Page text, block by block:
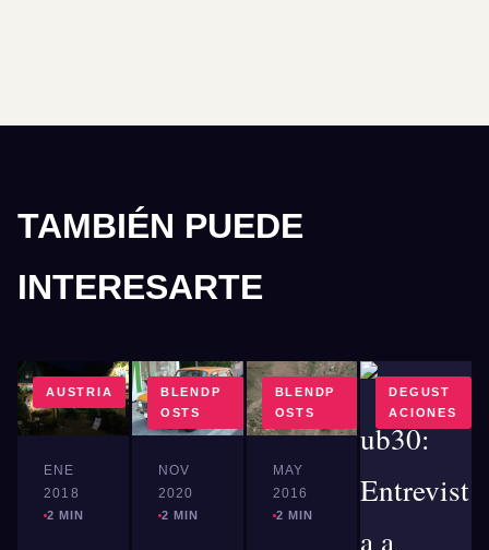
TAMBIÉN PUEDE
INTERESARTE
AUSTRIA
ENE
2018
2 MIN
BLENDP
OSTS
NOV
2020
2 MIN
BLENDP
OSTS
MAY
2016
2 MIN
DEGUST
ACIONES